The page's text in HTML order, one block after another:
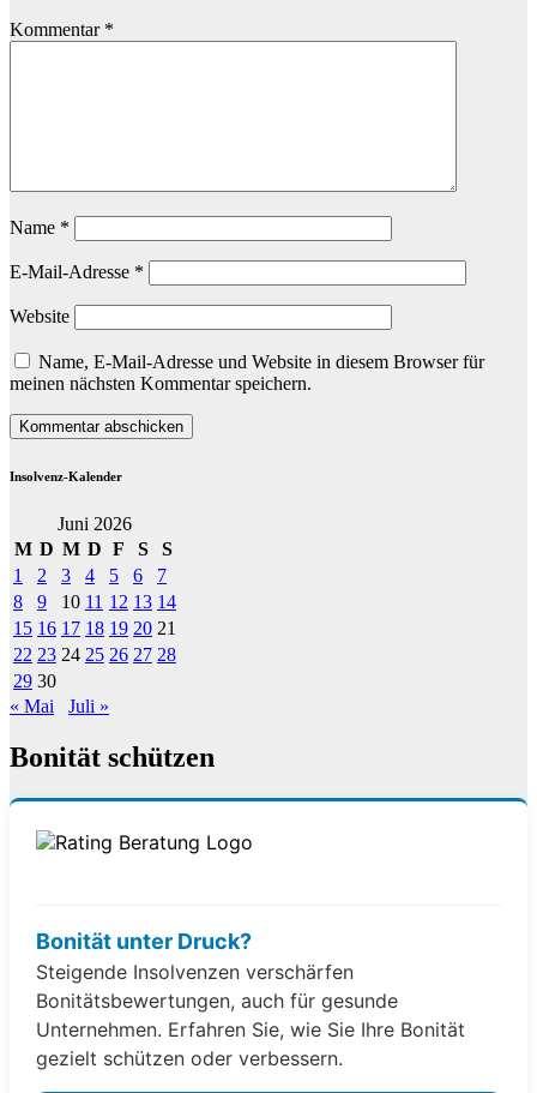
Kommentar *
Name *
E-Mail-Adresse *
Website
Name, E-Mail-Adresse und Website in diesem Browser für
meinen nächsten Kommentar speichern.
Insolvenz-Kalender
Juni 2026
M D M D F S
S
1
2 3 4 5 6
7
8
9 10 11 12 13 14
15 16 17 18 19 20 21
22 23 24 25 26 27 28
29 30
« Mai
Juli »
Bonität schützen
Bonität unter Druck?
Steigende Insolvenzen verschärfen
Bonitätsbewertungen, auch für gesunde
Unternehmen. Erfahren Sie, wie Sie Ihre Bonität
gezielt schützen oder verbessern.